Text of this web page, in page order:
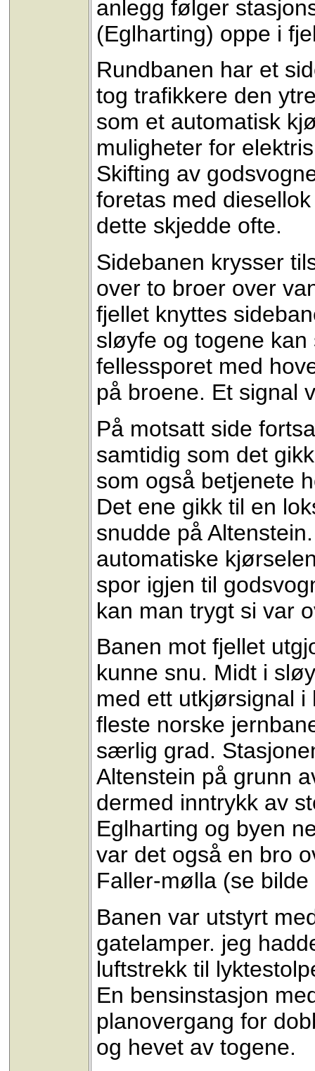
anlegg følger
(Eglharting) oppe i
Rundbanen har et
tog trafikkere den
som et automatisk
muligheter for
Skifting av
foretas med
dette skjedde ofte.
Sidebanen krysser
over to broer over
fjellet knyttes
sløyfe og togene
fellessporet med
på broene. Et signal
På motsatt side
samtidig som det
som også betjenete
Det ene gikk til en
snudde på
automatiske
spor igjen til
kan man trygt si var
Banen mot fjellet
kunne snu. Midt i
med ett utkjørsignal
fleste norske
særlig grad.
Altenstein på grunn
dermed inntrykk av
Eglharting og byen
var det også en bro
Faller-mølla (se
Banen var utstyrt
gatelamper. jeg
luftstrekk til
En bensinstasjon
planovergang for
og hevet av togene.